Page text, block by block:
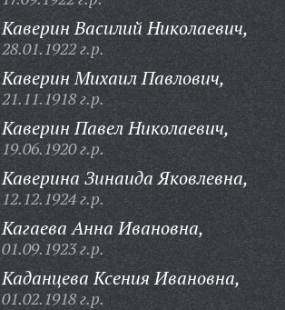
Каверин Василий Николаевич,
28.01.1922 г.р.
Каверин Михаил Павлович,
21.11.1918 г.р.
Каверин Павел Николаевич,
19.06.1920 г.р.
Каверина Зинаида Яковлевна,
12.12.1924 г.р.
Кагаева Анна Ивановна,
01.09.1923 г.р.
Каданцева Ксения Ивановна,
01.02.1918 г.р.